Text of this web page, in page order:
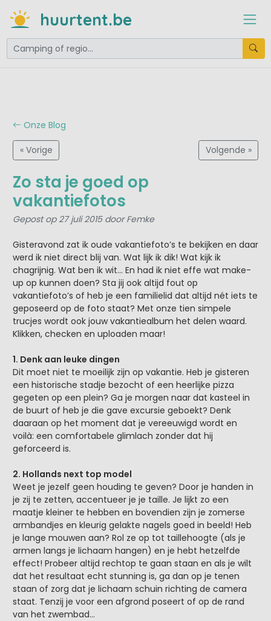
huurtent.be
Onze Blog
« Vorige Volgende »
Zo sta je goed op
vakantiefotos
Gepost op 27 juli 2015 door Femke
Gisteravond zat ik oude vakantiefoto’s te bekijken en daar
werd ik niet direct blij van. Wat lijk ik dik! Wat kijk ik
chagrijnig. Wat ben ik wit… En had ik niet effe wat make-
up op kunnen doen? Sta jij ook altijd fout op
vakantiefoto’s of heb je een familielid dat altijd nét iets te
geposeerd op de foto staat? Met onze tien simpele
trucjes wordt ook jouw vakantiealbum het delen waard.
Klikken, checken en uploaden maar!
1. Denk aan leuke dingen
Dit moet niet te moeilijk zijn op vakantie. Heb je gisteren
een historische stadje bezocht of een heerlijke pizza
gegeten op een plein? Ga je morgen naar dat kasteel in
de buurt of heb je die gave excursie geboekt? Denk
daaraan op het moment dat je vereeuwigd wordt en
voilà: een comfortabele glimlach zonder dat hij
geforceerd is.
2. Hollands next top model
Weet je jezelf geen houding te geven? Door je handen in
je zij te zetten, accentueer je je taille. Je lijkt zo een
maatje kleiner te hebben en bovendien zijn je zomerse
armbandjes en kleurig gelakte nagels goed in beeld! Heb
je lange mouwen aan? Rol ze op tot taillehoogte (als je
armen langs je lichaam hangen) en je hebt hetzelfde
effect! Probeer altijd rechtop te gaan staan en als je wilt
dat het resultaat echt stunning is, ga dan op je tenen
staan of zorg dat je lichaam schuin richting de camera
staat. Tenzij je voor een afgrond poseert of op de rand
van het zwembad…